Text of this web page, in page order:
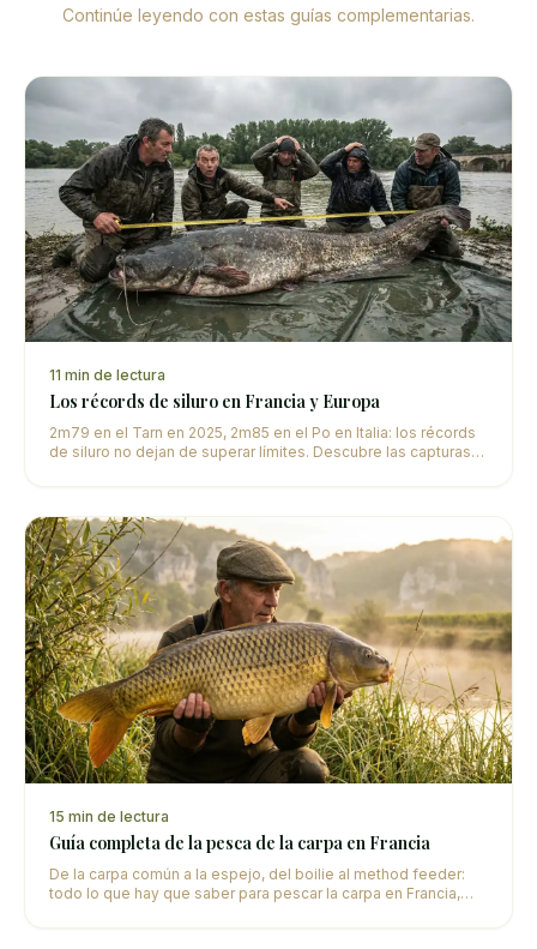
Continúe leyendo con estas guías complementarias.
11 min de lectura
Los récords de siluro en Francia y Europa
2m79 en el Tarn en 2025, 2m85 en el Po en Italia: los récords
de siluro no dejan de superar límites. Descubre las capturas
15 min de lectura
Guía completa de la pesca de la carpa en Francia
De la carpa común a la espejo, del boilie al method feeder:
todo lo que hay que saber para pescar la carpa en Francia,